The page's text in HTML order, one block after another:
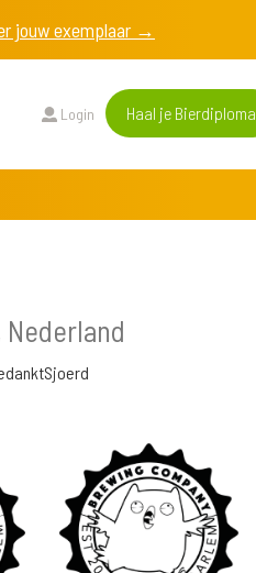
jouw exemplaar →
Login Haal je Bierdiploma